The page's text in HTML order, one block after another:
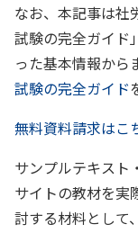
なお、本記事は社
試験の完全ガイド
った基本情報から
試験の完全ガイド
無料資料請求はこ
サンプルテキスト
サイトの教材を実
討する材料として